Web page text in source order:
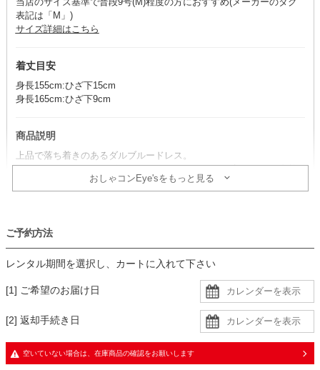
表記は「M」)
サイズ詳細はこちら
着丈目安
身長155cm:ひざ下15cm
身長165cm:ひざ下9cm
商品説明
上品で落ち着きのあるダルブルードレス。
ウエスト下のタックデザインとIラインシルエットが相まって、自然
な細見えを実現します。おしゃコンEye'sをもっと見る
ベージュの小物を合わせると、華やかで上品なコーディネートが完
ブラックを合わせても、大人っぽい印象に仕上がります。
ネックレスは、ネックスリットから覗く華奢なデザインがおすすめで
す。
・さらっとした手触りの柔らかな生地に同色裏地の二枚重ね
・袖部分はレース生地で、透け感あり
ご予約方法
レンタル期間を選択し、カートに入れて下さい
[1] ご希望のお届け日
[2] 返却手続き日
空いていない場合は、在庫商品の確認をお願いします